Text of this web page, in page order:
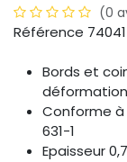
(0
Référence
Bords et
Conforme à
631-1
Epaisseur